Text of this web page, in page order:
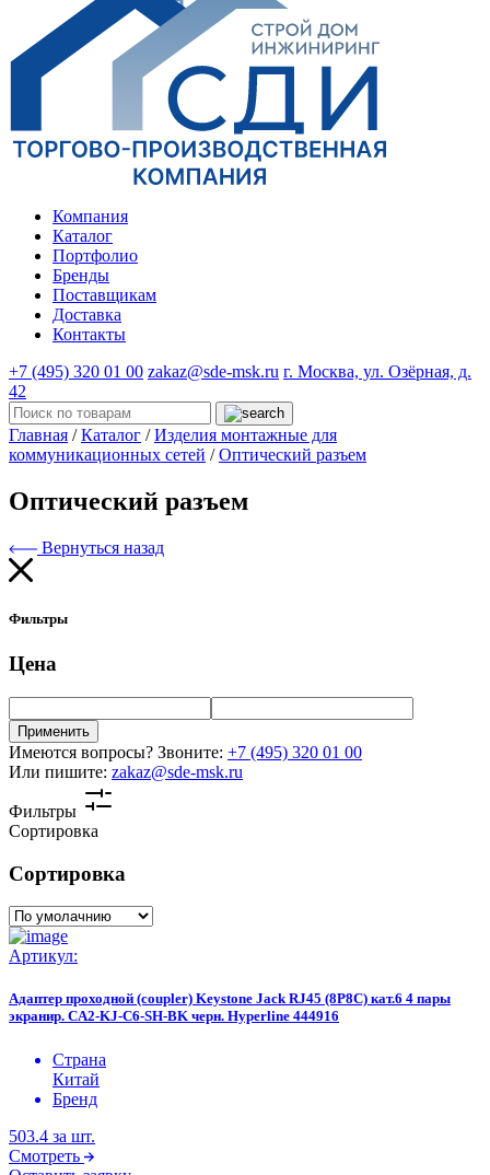
Компания
Каталог
Портфолио
Бренды
Поставщикам
Доставка
Контакты
+7 (495) 320 01 00 zakaz@sde-msk.ru г. Москва, ул. Озёрная, д.
42
Главная / Каталог / Изделия монтажные для
коммуникационных сетей / Оптический разъем
Оптический разъем
Вернуться назад
Фильтры
Цена
Применить
Имеются вопросы? Звоните: +7 (495) 320 01 00
Или пишите: zakaz@sde-msk.ru
Фильтры
Сортировка
Сортировка
Артикул:
Адаптер проходной (coupler) Keystone Jack RJ45 (8P8C) кат.6 4 пары
экранир. CA2-KJ-C6-SH-BK черн. Hyperline 444916
Страна
Китай
Бренд
503.4 за шт.
Смотреть